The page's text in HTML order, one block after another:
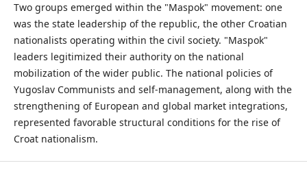
Two groups emerged within the "Maspok" movement: one
was the state leadership of the republic, the other Croatian
nationalists operating within the civil society. "Maspok"
leaders legitimized their authority on the national
mobilization of the wider public. The national policies of
Yugoslav Communists and self-management, along with the
strengthening of European and global market integrations,
represented favorable structural conditions for the rise of
Croat nationalism.